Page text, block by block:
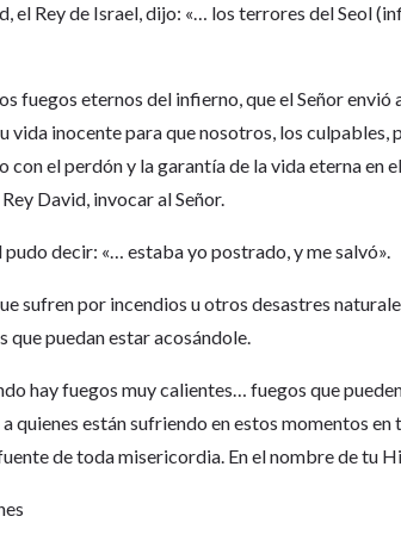
el Rey de Israel, dijo: «… los terrores del Seol
fuegos eternos del infierno, que el Señor envió
vida inocente para que nosotros, los culpables,
con el perdón y la garantía de la vida eterna en
David, invocar al Señor.
decir: «… estaba yo postrado, y me salvó».
sufren por incendios u otros desastres
puedan estar acosándole.
hay fuegos muy calientes… fuegos que
quienes están sufriendo en estos momentos en
de toda misericordia. En el nombre de tu